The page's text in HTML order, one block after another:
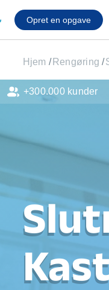
Opret en opgave
Hjem / Rengøring /
+300.000 kunder